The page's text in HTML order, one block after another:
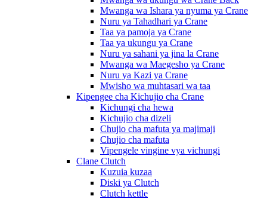
Mwanga wa Ishara ya nyuma ya Crane
Nuru ya Tahadhari ya Crane
Taa ya pamoja ya Crane
Taa ya ukungu ya Crane
Nuru ya sahani ya jina la Crane
Mwanga wa Maegesho ya Crane
Nuru ya Kazi ya Crane
Mwisho wa muhtasari wa taa
Kipengee cha Kichujio cha Crane
Kichungi cha hewa
Kichujio cha dizeli
Chujio cha mafuta ya majimaji
Chujio cha mafuta
Vipengele vingine vya vichungi
Clane Clutch
Kuzuia kuzaa
Diski ya Clutch
Clutch kettle